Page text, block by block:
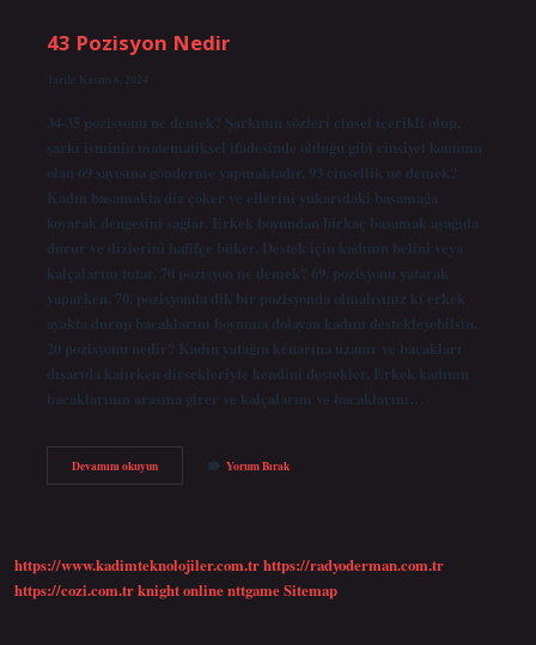
43 Pozisyon Nedir
Tarih: Kasım 6, 2024
34-35 pozisyonu ne demek? Şarkının sözleri cinsel içerikli olup,
şarkı isminin matematiksel ifadesinde olduğu gibi cinsiyet konumu
olan 69 sayısına gönderme yapmaktadır. 93 cinsellik ne demek?
Kadın basamakta diz çöker ve ellerini yukarıdaki basamağa
koyarak dengesini sağlar. Erkek boyundan birkaç basamak aşağıda
durur ve dizlerini hafifçe büker. Destek için kadının belini veya
kalçalarını tutar. 70 pozisyon ne demek? 69. pozisyonu yatarak
yaparken, 70. pozisyonda dik bir pozisyonda olmalısınız ki erkek
ayakta durup bacaklarını boynuna dolayan kadını destekleyebilsin.
20 pozisyonu nedir? Kadın yatağın kenarına uzanır ve bacakları
dışarıda kalırken dirsekleriyle kendini destekler. Erkek kadının
bacaklarının arasına girer ve kalçalarını ve bacaklarını…
Devamını okuyun43
Pozisyon
Yorum Bırak
https://www.kadimteknolojiler.com.trhttps://radyoderman.com.tr
https://cozi.com.trknight onlinenttgameSitemap